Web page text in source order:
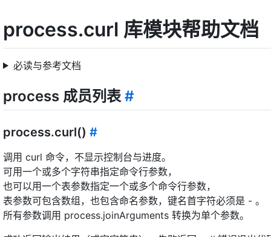
process.curl 库模块帮助文档
必读与参考文档
process 成员列表 #
process.curl() #
调用 curl 命令，不显示控制台与进度。
可用一个或多个字符串指定命令行参数，
也可以用一个表参数指定一个或多个命令行参数，
表参数可包含数组，也包含命名参数，键名首字符必须是 - 。
所有参数调用 process.joinArguments 转换为单个参数。